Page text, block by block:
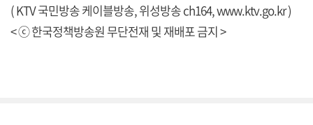
( KTV 국민방송 케이블방송, 위성방송 ch164,www.ktv.go.kr)
< ⓒ 한국정책방송원 무단전재 및 재배포 금지 >